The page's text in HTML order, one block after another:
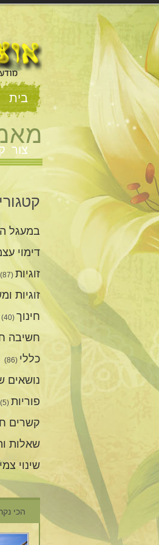
בית
צור
במעגל
דימוי
זוגיות (87)
זוגיות
חינוך (40)
חשיבה
כללי (86)
נושאים
פוריות (5)
קשרים
שאלות
שינוי
הכי